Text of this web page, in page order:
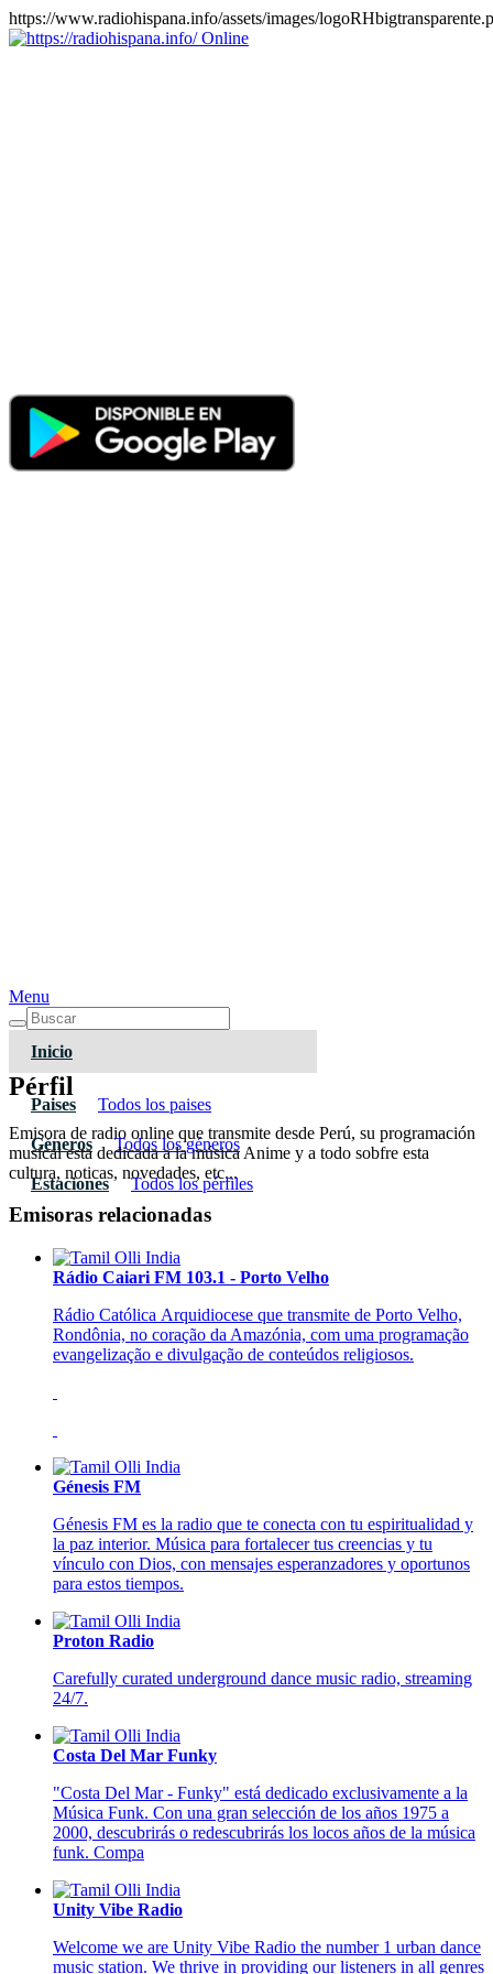
https://www.radiohispana.info/assets/images/
Online
Menu
Inicio
Paises Todos los paises
Géneros Todos los géneros
Estaciones Todos los pérfiles
Pérfil
Emisora de radio online que transmite desde Perú, su programación
musical esta dedicada a la música Anime y a todo sobfre esta
cultura, noticas, novedades, etc...
Emisoras relacionadas
Rádio Caiari FM 103.1 - Porto Velho
Rádio Católica Arquidiocese que transmite de Porto Velho,
Rondônia, no coração da Amazónia, com uma programação
evangelização e divulgação de conteúdos religiosos.
Génesis FM
Génesis FM es la radio que te conecta con tu espiritualidad y
la paz interior. Música para fortalecer tus creencias y tu
vínculo con Dios, con mensajes esperanzadores y oportunos
para estos tiempos.
Proton Radio
Carefully curated underground dance music radio, streaming
24/7.
Costa Del Mar Funky
"Costa Del Mar - Funky" está dedicado exclusivamente a la
Música Funk. Con una gran selección de los años 1975 a
2000, descubrirás o redescubrirás los locos años de la música
funk. Compa
Unity Vibe Radio
Welcome we are Unity Vibe Radio the number 1 urban dance
music station. We thrive in providing our listeners in all genres